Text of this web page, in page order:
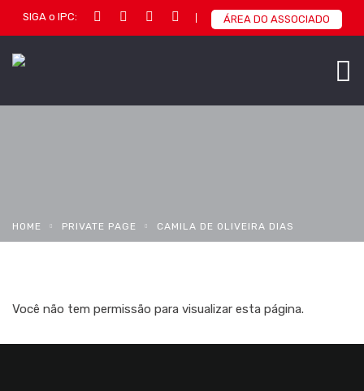
SIGA o IPC: ÁREA DO ASSOCIADO
HOME PRIVATE PAGE CAMILA DE OLIVEIRA DIAS
Você não tem permissão para visualizar esta página.